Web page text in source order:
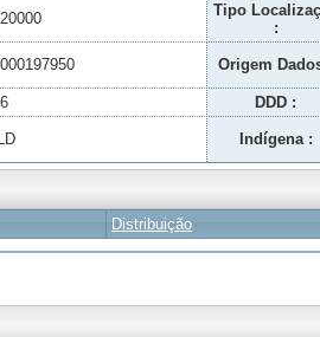
Tipo
:
Origem
DDD :
Indígena :
Distribuição